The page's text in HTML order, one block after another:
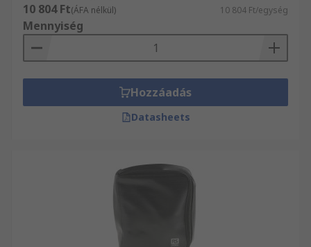
10 804 Ft(ÁFA nélkül) 10 804 Ft/egység
Mennyiség
Hozzáadás
Datasheets